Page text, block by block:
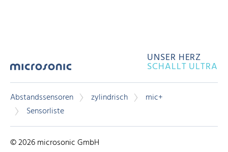
UNSER HERZ
SCHALLT ULTRA
Abstandssensoren zylindrisch
mic+
Sensorliste
© 2026 microsonic GmbH